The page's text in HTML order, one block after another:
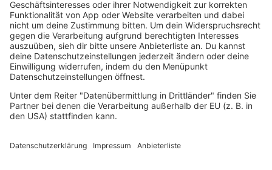
Fettes Brot Schallplatten via Youtube